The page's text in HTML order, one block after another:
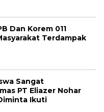
Dan Korem 011
Terdampak
Sangat
PT Eliazer Nohar
Ikuti